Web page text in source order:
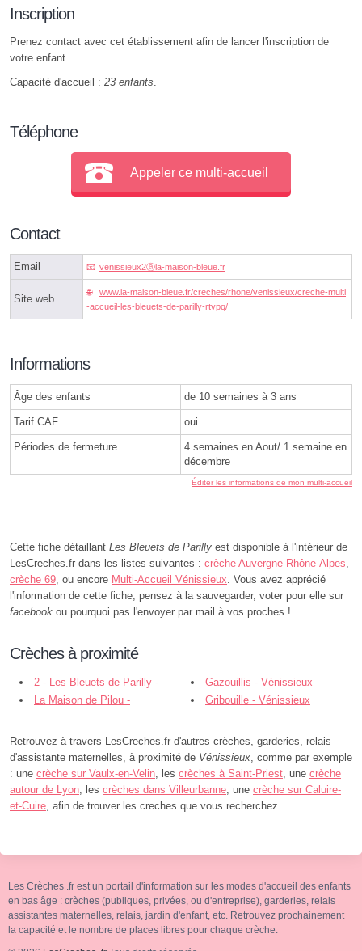
Inscription
Prenez contact avec cet établissement afin de lancer l'inscription de
votre enfant.
Capacité d'accueil : 23 enfants.
Téléphone
Appeler ce multi-accueil
Contact
Email venissieux2ⓐla-maison-bleue.fr
Site web
www.la-maison-bleue.fr/creches/rhone/venissieux/creche-multi
-accueil-les-bleuets-de-parilly-rtvpq/
Informations
Âge des enfants de 10 semaines à 3 ans
Tarif CAF oui
Périodes de fermeture
4 semaines en Aout/ 1 semaine en
décembre
Éditer les informations de mon multi-accueil
Cette fiche détaillant Les Bleuets de Parilly est disponible à l'intérieur de
LesCreches.fr dans les listes suivantes : crèche Auvergne-Rhône-Alpes,
crèche 69, ou encore Multi-Accueil Vénissieux. Vous avez apprécié
l'information de cette fiche, pensez à la sauvegarder, voter pour elle sur
facebook ou pourquoi pas l'envoyer par mail à vos proches !
Crèches à proximité
2 - Les Bleuets de Parilly -
Vénissieux
Gazouillis - Vénissieux
La Maison de Pilou -
Gribouille - Vénissieux
Retrouvez à travers LesCreches.fr d'autres crèches, garderies, relais
d'assistante maternelles, à proximité de Vénissieux, comme par exemple
: une crèche sur Vaulx-en-Velin, les crèches à Saint-Priest, une crèche
autour de Lyon, les crèches dans Villeurbanne, une crèche sur Caluire-
et-Cuire, afin de trouver les creches que vous recherchez.
Les Crèches .fr est un portail d'information sur les modes d'accueil des enfants
en bas âge : crèches (publiques, privées, ou d'entreprise), garderies, relais
assistantes maternelles, relais, jardin d'enfant, etc. Retrouvez prochainement
la capacité et le nombre de places libres pour chaque crèche.